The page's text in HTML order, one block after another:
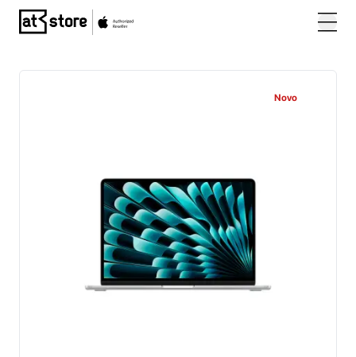
Posjetite početnu stranicu AT Store
Novo